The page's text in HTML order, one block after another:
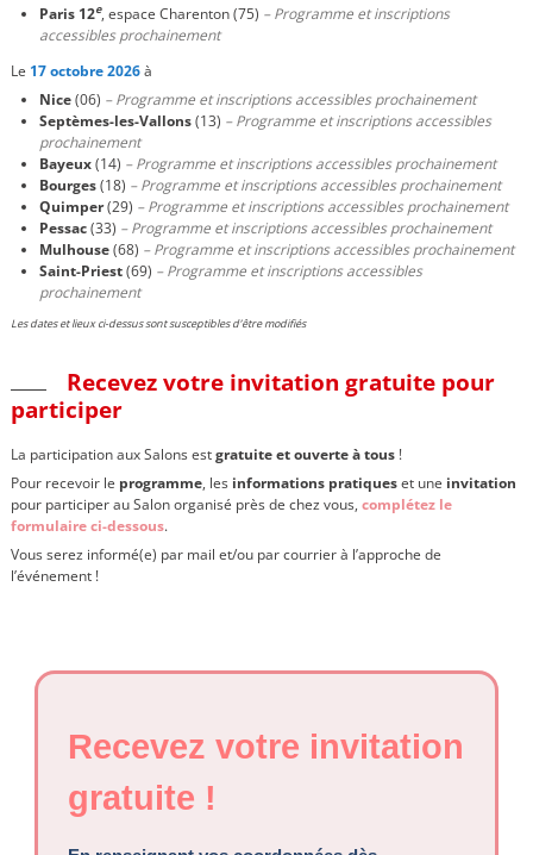
Paris 12e, espace Charenton (75) – Programme et inscriptions
accessibles prochainement
Le 17 octobre 2026à
Nice(06) – Programme et inscriptions accessibles prochainement
Septèmes-les-Vallons(13) – Programme et inscriptions accessibles
prochainement
Bayeux(14) – Programme et inscriptions accessibles prochainement
Bourges(18) – Programme et inscriptions accessibles prochainement
Quimper(29) – Programme et inscriptions accessibles prochainement
Pessac(33) – Programme et inscriptions accessibles prochainement
Mulhouse(68) – Programme et inscriptions accessibles prochainement
Saint-Priest(69) – Programme et inscriptions accessibles
prochainement
Les dates et lieux ci-dessus sont susceptibles d’être modifiés
Recevez votre invitation gratuite pour
participer
La participation aux Salons estgratuite et ouverte à tous !
Pour recevoir le programme, les informations pratiqueset une invitation
pour participer au Salon organisé près de chez vous, complétez le
formulaire ci-dessous.
Vous serez informé(e) par mail et/ou par courrier à l’approche de
l’événement !